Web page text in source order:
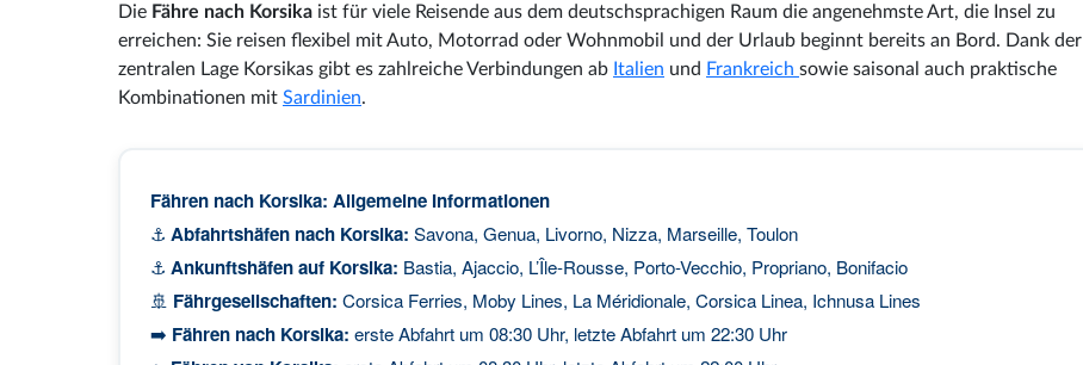
Die Fähre nach Korsika ist für viele Reisende aus dem deutschsprachigen Raum die angenehmste Art, die Insel zu
erreichen: Sie reisen flexibel mit Auto, Motorrad oder Wohnmobil und der Urlaub beginnt bereits an Bord. Dank der
zentralen Lage Korsikas gibt es zahlreiche Verbindungen ab Italien und Frankreich sowie saisonal auch praktische
Kombinationen mit Sardinien.
Fähren nach Korsika: Allgemeine Informationen
⚓ Abfahrtshäfen nach Korsika: Savona, Genua, Livorno, Nizza, Marseille, Toulon
⚓ Ankunftshäfen auf Korsika: Bastia, Ajaccio, L’Île-Rousse, Porto-Vecchio, Propriano, Bonifacio
🚢 Fährgesellschaften: Corsica Ferries, Moby Lines, La Méridionale, Corsica Linea, Ichnusa Lines
➡️ Fähren nach Korsika: erste Abfahrt um 08:30 Uhr, letzte Abfahrt um 22:30 Uhr